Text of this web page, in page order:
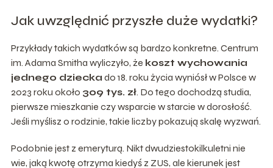
Jak uwzględnić przyszłe duże wydatki?
Przykłady takich wydatków są bardzo konkretne. Centrum
im. Adama Smitha wyliczyło, że koszt wychowania
jednego dziecka do 18. roku życia wyniósł w Polsce w
2023 roku około 309 tys. zł. Do tego dochodzą studia,
pierwsze mieszkanie czy wsparcie w starcie w dorosłość.
Jeśli myślisz o rodzinie, takie liczby pokazują skalę wyzwań.
Podobnie jest z emeryturą. Nikt dwudziestokilkuletni nie
wie, jaką kwotę otrzyma kiedyś z ZUS, ale kierunek jest